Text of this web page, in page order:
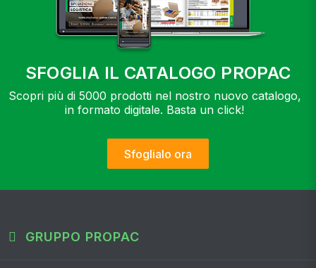
SFOGLIA IL CATALOGO PROPAC
Scopri più di 5000 prodotti nel nostro nuovo catalogo,
in formato digitale. Basta un click!
Sfoglialo ora
GRUPPO PROPAC